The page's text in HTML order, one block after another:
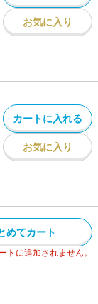
お気に入り
カートに入れる
お気に入り
めてカート
に追加されません。